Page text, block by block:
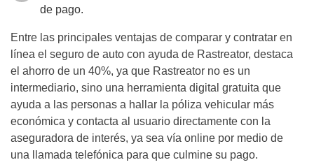
de pago.
Entre las principales ventajas de comparar y contratar en
línea el seguro de auto con ayuda de Rastreator, destaca
el ahorro de un 40%, ya que Rastreator no es un
intermediario, sino una herramienta digital gratuita que
ayuda a las personas a hallar la póliza vehicular más
económica y contacta al usuario directamente con la
aseguradora de interés, ya sea vía online por medio de
una llamada telefónica para que culmine su pago.